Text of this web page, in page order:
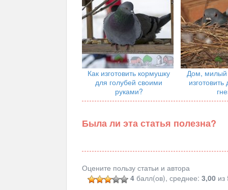
Как изготовить кормушку
для голубей своими
руками?
Дом, милый
Была ли эта статья полезна?
Оцените пользу статьи и автора
4 балл(ов), среднее:3,00 из